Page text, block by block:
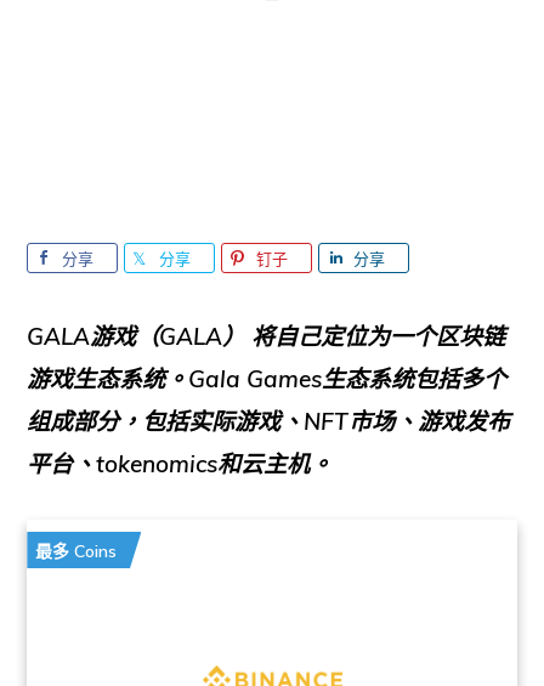
分享 分享 钉子 分享
GALA游戏（GALA） 将自己定位为一个区块链
游戏生态系统。Gala Games生态系统包括多个
组成部分，包括实际游戏、NFT市场、游戏发布
平台、tokenomics和云主机。
最多 Coins